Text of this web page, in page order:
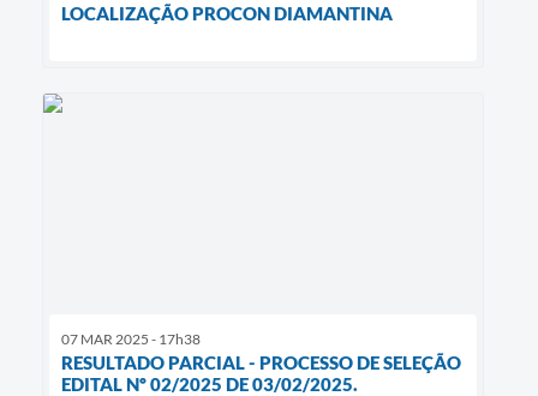
LOCALIZAÇÃO PROCON DIAMANTINA
07 MAR 2025 - 17h38
RESULTADO PARCIAL - PROCESSO DE SELEÇÃO
EDITAL Nº 02/2025 DE 03/02/2025.